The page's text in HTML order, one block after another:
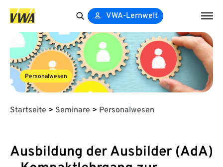
for:
VWA-Lernwelt
Personalwesen
Startseite > Seminare > Personalwesen
Ausbildung der Ausbilder (AdA)